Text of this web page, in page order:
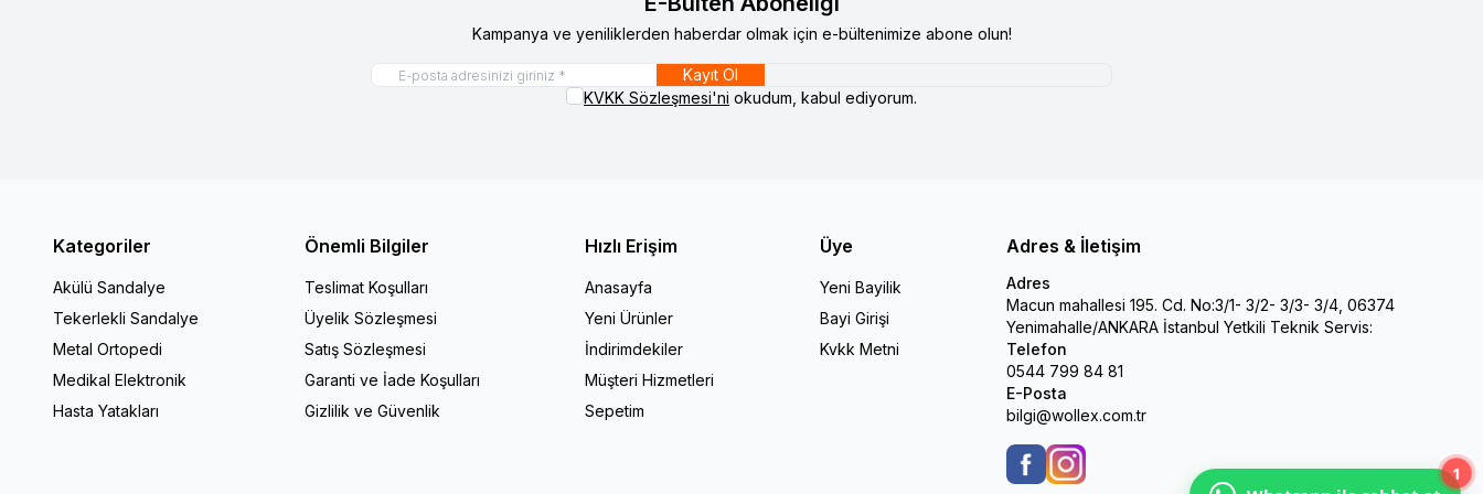
1
Kampanya ve yeniliklerden haberdar olmak için e-bültenimize abone olun!
Kayıt Ol
KVKK Sözleşmesi'ni okudum, kabul ediyorum.
Kategoriler
Akülü Sandalye
Tekerlekli Sandalye
Metal Ortopedi
Medikal Elektronik
Hasta Yatakları
Önemli Bilgiler
Teslimat Koşulları
Üyelik Sözleşmesi
Satış Sözleşmesi
Garanti ve İade Koşulları
Gizlilik ve Güvenlik
Hızlı Erişim
Anasayfa
Yeni Ürünler
İndirimdekiler
Müşteri Hizmetleri
Sepetim
Üye
Yeni Bayilik
Bayi Girişi
Kvkk Metni
Adres & İletişim
Adres
Macun mahallesi 195. Cd. No:3/1- 3/2- 3/3- 3/4, 06374
Yenimahalle/ANKARA İstanbul Yetkili Teknik Servis:
Telefon
0544 799 84 81
E-Posta
bilgi@wollex.com.tr
FacebookInstagram